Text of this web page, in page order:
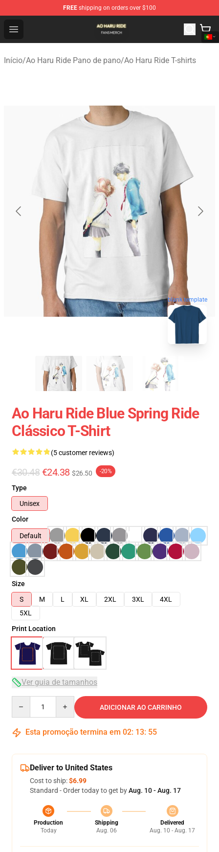
FREE shipping on orders over $100
Open menu
Ao Haru Ride Shop - Official Ao Haru Ride Merchandise
Início/Ao Haru Ride Pano de pano/Ao Haru Ride T-shirts
blank template
Ao Haru Ride Blue Spring Ride
Clássico T-Shirt
(5 customer reviews)
€30.48 €24.38 $26.50 -20%
Type
Unisex
Color
Default
Size
S
M L XL 2XL 3XL
4XL
5XL
Print Location
Ver guia de tamanhos
ADICIONAR AO CARRINHO
Esta promoção termina em 02: 13: 54
Deliver to United States
Cost to ship:$6.99
Standard - Order today to get byAug. 10 - Aug. 17
Production
Today
Shipping
Aug. 06
Delivered
Aug. 10 - Aug. 17